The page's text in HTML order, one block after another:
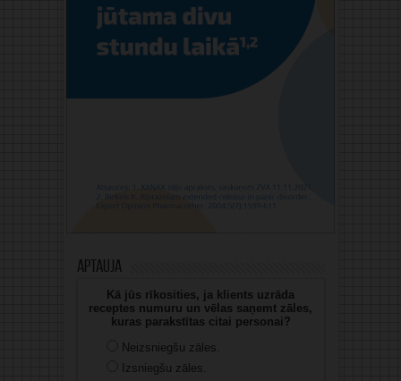
Aptauja
Kā jūs rīkosities, ja klients uzrāda
receptes numuru un vēlas saņemt zāles,
kuras parakstītas citai personai?
Neizsniegšu zāles.
Izsniegšu zāles.